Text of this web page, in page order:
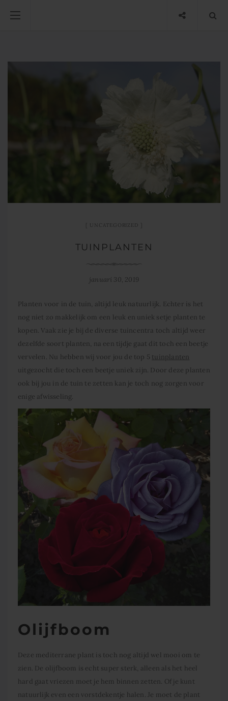
UNCATEGORIZED
TUINPLANTEN
januari 30, 2019
Planten voor in de tuin, altijd leuk natuurlijk. Echter is het
nog niet zo makkelijk om een leuk en uniek setje planten te
kopen. Vaak zie je bij de diverse tuincentra toch altijd weer
dezelfde soort planten, na een tijdje gaat dit toch een beetje
vervelen. Nu hebben wij voor jou de top 5 tuinplanten
uitgezocht die toch een beetje uniek zijn. Door deze planten
ook bij jou in de tuin te zetten kan je toch nog zorgen voor
enige afwisseling.
Olijfboom
Deze mediterrane plant is toch nog altijd wel mooi om te
zien. De olijfboom is echt super sterk, alleen als het heel
hard gaat vriezen moet je hem binnen zetten. Of je kunt
natuurlijk even een vorstdekentje halen. Je moet de plant